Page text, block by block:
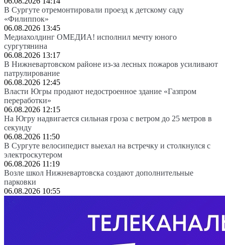
В Сургуте отремонтировали проезд к детскому саду
«Филиппок»
06.08.2026 13:45
Медиахолдинг ОМЕДИА! исполнил мечту юного
сургутянина
06.08.2026 13:17
В Нижневартовском районе из-за лесных пожаров усиливают
патрулирование
06.08.2026 12:45
Власти Югры продают недостроенное здание «Газпром
переработки»
06.08.2026 12:15
На Югру надвигается сильная гроза с ветром до 25 метров в
секунду
06.08.2026 11:50
В Сургуте велосипедист выехал на встречку и столкнулся с
электроскутером
06.08.2026 11:19
Возле школ Нижневартовска создают дополнительные
парковки
06.08.2026 10:55